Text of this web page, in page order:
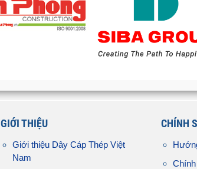
GIỚI THIỆU
Giới thiệu Dây Cáp Thép Việt
Nam
CHÍNH